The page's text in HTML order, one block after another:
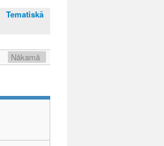
Tematiskā
Nākamā